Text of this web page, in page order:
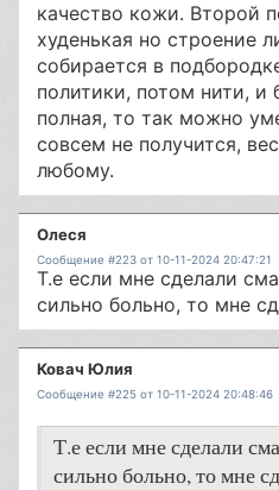
качество кожи. Второй
худенькая но строение
собирается в
политики, потом нити,
полная, то так можно
совсем не получится,
любому.
Олеся
Сообщение #223 от 10-11-2024 20:47:21
Т.е если мне сделали
сильно больно, то мне
Ковач Юлия
Сообщение #225 от 10-11-2024 20:48:46
Т.е если мне сделали
сильно больно, то мне